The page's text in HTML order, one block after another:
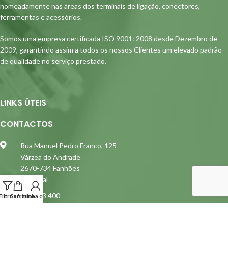
nomeadamente nas áreas dos terminais de ligação, conectores,
ferramentas e acessórios.
Somos uma empresa certificada ISO 9001: 2008 desde Dezembro de
2009, garantindo assim a todos os nossos Clientes um elevado padrão
de qualidade no serviço prestado.
LINKS ÚTEIS
CONTACTOS
Rua Manuel Pedro Franco, 125
Várzea do Andrade
2670-734 Fanhões
Portugal
219 663 400
Carrinho
A minha conta